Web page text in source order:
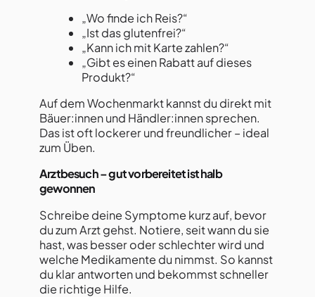
„Wo finde ich Reis?“
„Ist das glutenfrei?“
„Kann ich mit Karte zahlen?“
„Gibt es einen Rabatt auf dieses
Produkt?“
Auf dem Wochenmarkt kannst du direkt mit
Bäuer:innen und Händler:innen sprechen.
Das ist oft lockerer und freundlicher – ideal
zum Üben.
Arztbesuch – gut vorbereitet ist halb
gewonnen
Schreibe deine Symptome kurz auf, bevor
du zum Arzt gehst. Notiere, seit wann du sie
hast, was besser oder schlechter wird und
welche Medikamente du nimmst. So kannst
du klar antworten und bekommst schneller
die richtige Hilfe.